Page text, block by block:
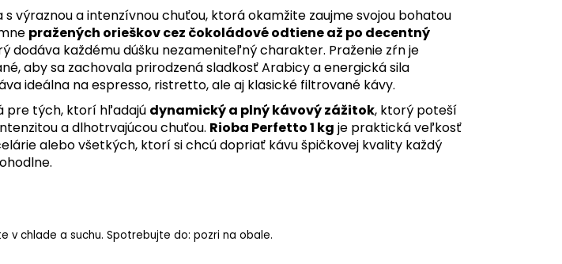
s výraznou a intenzívnou chuťou, ktorá okamžite zaujme svojou bohatou
pražených orieškov cez čokoládové odtiene až po decentný
dodáva každému dúšku nezameniteľný charakter. Praženie zŕn je
aby sa zachovala prirodzená sladkosť Arabicy a energická sila
ideálna na espresso, ristretto, ale aj klasické filtrované kávy.
pre tých, ktorí hľadajú dynamický a plný kávový zážitok, ktorý poteší
a dlhotrvajúcou chuťou. Rioba Perfetto 1 kg je praktická veľkosť
alebo všetkých, ktorí si chcú dopriať kávu špičkovej kvality každý
v chlade a suchu. Spotrebujte do: pozri na obale.